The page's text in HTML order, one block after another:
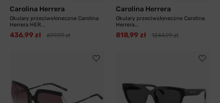
Carolina Herrera
Okulary przeciwsłoneczne Carolina
Herrera HER...
436,99 zł 699,99 zł
Carolina Herrera
Okulary przeciwsłoneczne Carolina
Herrera...
818,99 zł 1244,99 zł